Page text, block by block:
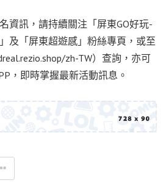
訊，請持續關注「屏東GO好玩-
及「屏東超遊感」粉絲專頁，或至
zh-TW）查詢，亦可
，即時掌握最新活動訊息。